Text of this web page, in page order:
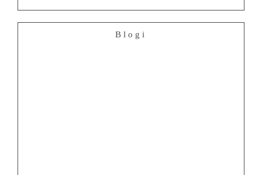
Blogi